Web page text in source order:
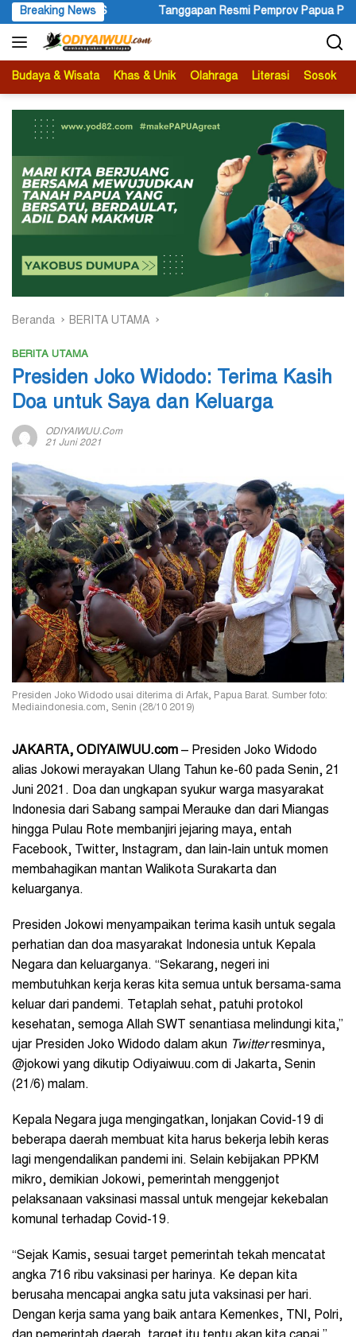
Langsung
ke
konten
Breaking News
Tanggapan Resmi Pemprov Papua Pegunungan Pasca
Budaya & Wisata Khas & Unik Olahraga Literasi Sosok
Beranda BERITA UTAMA
BERITA UTAMA
Presiden Joko Widodo: Terima Kasih
Doa untuk Saya dan Keluarga
ODIYAIWUU.com
21 Juni 2021
Presiden Joko Widodo usai diterima di Arfak, Papua Barat. Sumber foto:
Mediaindonesia.com, Senin (28/10 2019)
JAKARTA, ODIYAIWUU.com – Presiden Joko Widodo
alias Jokowi merayakan Ulang Tahun ke-60 pada Senin, 21
Juni 2021. Doa dan ungkapan syukur warga masyarakat
Indonesia dari Sabang sampai Merauke dan dari Miangas
hingga Pulau Rote membanjiri jejaring maya, entah
Facebook, Twitter, Instagram, dan lain-lain untuk momen
membahagikan mantan Walikota Surakarta dan
keluarganya.
Presiden Jokowi menyampaikan terima kasih untuk segala
perhatian dan doa masyarakat Indonesia untuk Kepala
Negara dan keluarganya. “Sekarang, negeri ini
membutuhkan kerja keras kita semua untuk bersama-sama
keluar dari pandemi. Tetaplah sehat, patuhi protokol
kesehatan, semoga Allah SWT senantiasa melindungi kita,”
ujar Presiden Joko Widodo dalam akun Twitterresminya,
@jokowi yang dikutip Odiyaiwuu.com di Jakarta, Senin
(21/6) malam.
Kepala Negara juga mengingatkan, lonjakan Covid-19 di
beberapa daerah membuat kita harus bekerja lebih keras
lagi mengendalikan pandemi ini. Selain kebijakan PPKM
mikro, demikian Jokowi, pemerintah menggenjot
pelaksanaan vaksinasi massal untuk mengejar kekebalan
komunal terhadap Covid-19.
“Sejak Kamis, sesuai target pemerintah tekah mencatat
angka 716 ribu vaksinasi per harinya. Ke depan kita
berusaha mencapai angka satu juta vaksinasi per hari.
Dengan kerja sama yang baik antara Kemenkes, TNI, Polri,